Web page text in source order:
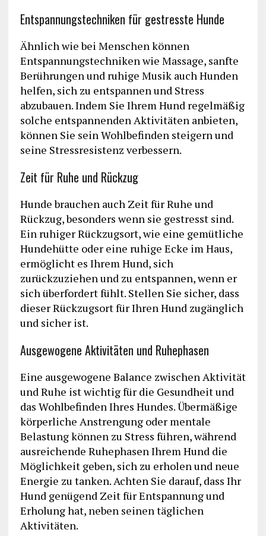
Entspannungstechniken für gestresste Hunde
Ähnlich wie bei Menschen können
Entspannungstechniken wie Massage, sanfte
Berührungen und ruhige Musik auch Hunden
helfen, sich zu entspannen und Stress
abzubauen. Indem Sie Ihrem Hund regelmäßig
solche entspannenden Aktivitäten anbieten,
können Sie sein Wohlbefinden steigern und
seine Stressresistenz verbessern.
Zeit für Ruhe und Rückzug
Hunde brauchen auch Zeit für Ruhe und
Rückzug, besonders wenn sie gestresst sind.
Ein ruhiger Rückzugsort, wie eine gemütliche
Hundehütte oder eine ruhige Ecke im Haus,
ermöglicht es Ihrem Hund, sich
zurückzuziehen und zu entspannen, wenn er
sich überfordert fühlt. Stellen Sie sicher, dass
dieser Rückzugsort für Ihren Hund zugänglich
und sicher ist.
Ausgewogene Aktivitäten und Ruhephasen
Eine ausgewogene Balance zwischen Aktivität
und Ruhe ist wichtig für die Gesundheit und
das Wohlbefinden Ihres Hundes. Übermäßige
körperliche Anstrengung oder mentale
Belastung können zu Stress führen, während
ausreichende Ruhephasen Ihrem Hund die
Möglichkeit geben, sich zu erholen und neue
Energie zu tanken. Achten Sie darauf, dass Ihr
Hund genügend Zeit für Entspannung und
Erholung hat, neben seinen täglichen
Aktivitäten.